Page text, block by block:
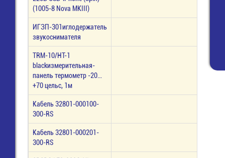
(1005-8 Nova MKIII)
ИГЗП-301иглодержатель
звукоснимателя
TRM-10/HT-1
blackизмерительная-
панель термометр -20…
+70 цельс, 1м
Кабель 32801-000100-
300-RS
Кабель 32801-000201-
300-RS